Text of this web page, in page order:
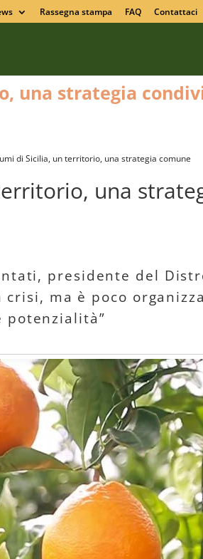
Rassegna stampa FAQ Contattaci
di Sicilia, un territorio, una strategia comune
una
presidente del
ma è poco
potenzialità”
una strategia